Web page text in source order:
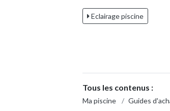
Eclairage piscine
Tous les contenus :
Ma piscine / Guides